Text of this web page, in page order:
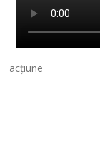
acțiune